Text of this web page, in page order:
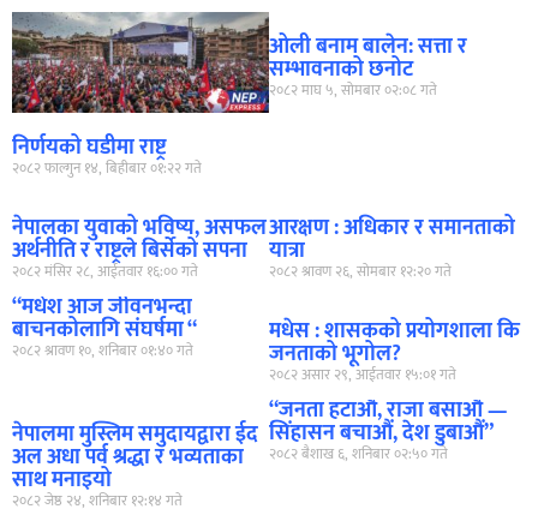
निर्णयको घडीमा राष्ट्र
२०८२ फाल्गुन १४, बिहीबार ०१:२२ गते
ओली बनाम बालेन: सत्ता र
सम्भावनाको छनोट
२०८२ माघ ५, सोमबार ०२:०८ गते
नेपालका युवाको भविष्य, असफल
अर्थनीति र राष्ट्रले बिर्सेको सपना
२०८२ मंसिर २८, आईतवार १६:०० गते
आरक्षण : अधिकार र समानताको
यात्रा
२०८२ श्रावण २६, सोमबार १२:२० गते
“मधेश आज जीवनभन्दा
बाचनकोलागि संघर्षमा “
२०८२ श्रावण १०, शनिबार ०१:४० गते
मधेस : शासकको प्रयोगशाला कि
जनताको भूगोल?
२०८२ असार २९, आईतवार १५:०१ गते
नेपालमा मुस्लिम समुदायद्वारा ईद
अल अधा पर्व श्रद्धा र भव्यताका
साथ मनाइयो
२०८२ जेष्ठ २४, शनिबार १२:१४ गते
“जनता हटाऔं, राजा बसाऔं —
सिंहासन बचाऔं, देश डुबाऔं”
२०८२ बैशाख ६, शनिबार ०२:५० गते